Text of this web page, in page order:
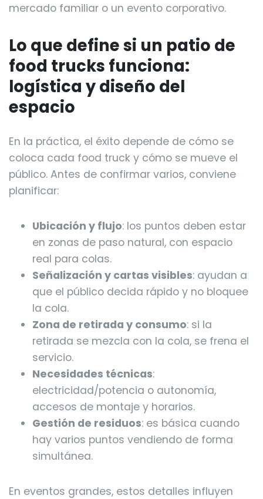
mercado familiar o un evento corporativo.
Lo que define si un patio de
food trucks funciona:
logística y diseño del
espacio
En la práctica, el éxito depende de cómo se
coloca cada food truck y cómo se mueve el
público. Antes de confirmar varios, conviene
planificar:
Ubicación y flujo: los puntos deben estar
en zonas de paso natural, con espacio
real para colas.
Señalización y cartas visibles: ayudan a
que el público decida rápido y no bloquee
la cola.
Zona de retirada y consumo: si la
retirada se mezcla con la cola, se frena el
servicio.
Necesidades técnicas:
electricidad/potencia o autonomía,
accesos de montaje y horarios.
Gestión de residuos: es básica cuando
hay varios puntos vendiendo de forma
simultánea.
En eventos grandes, estos detalles influyen